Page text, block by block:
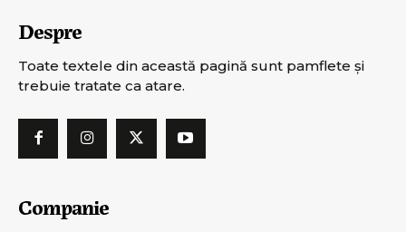
Despre
Toate textele din această pagină sunt pamflete şi
trebuie tratate ca atare.
Companie